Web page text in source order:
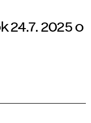
24.7. 2025 o